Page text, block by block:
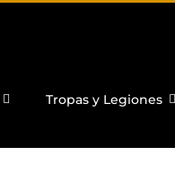
Tropas y Legiones